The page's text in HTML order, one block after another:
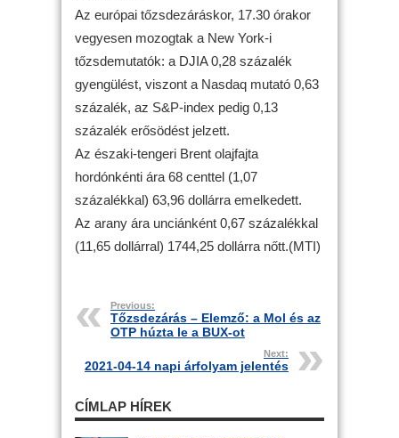
Az európai tőzsdezáráskor, 17.30 órakor
vegyesen mozogtak a New York-i
tőzsdemutatók: a DJIA 0,28 százalék
gyengülést, viszont a Nasdaq mutató 0,63
százalék, az S&P-index pedig 0,13
százalék erősödést jelzett.
Az északi-tengeri Brent olajfajta
hordónkénti ára 68 centtel (1,07
százalékkal) 63,96 dollárra emelkedett.
Az arany ára unciánként 0,67 százalékkal
(11,65 dollárral) 1744,25 dollárra nőtt.(MTI)
Previous:
Tőzsdezárás – Elemző: a Mol és az
OTP húzta le a BUX-ot
Next:
2021-04-14 napi árfolyam jelentés
CÍMLAP HÍREK